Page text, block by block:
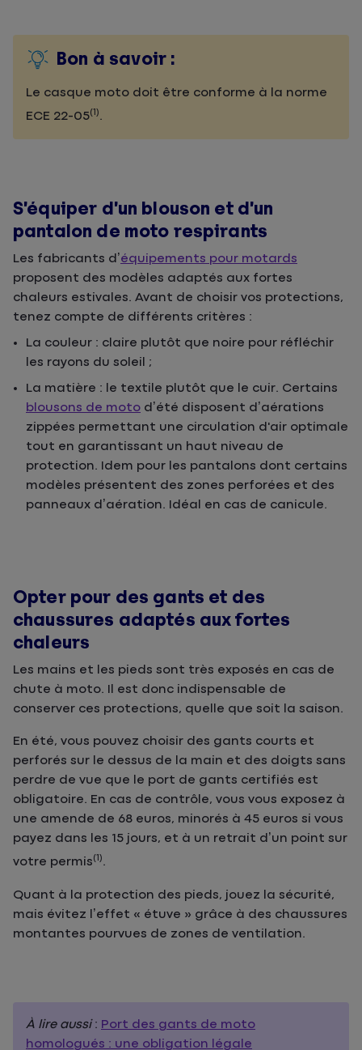
Bon à savoir :
Le casque moto doit être conforme à la norme
ECE 22-05(1).
S’équiper d’un blouson et d’un
pantalon de moto respirants
Les fabricants d’équipements pour motards
proposent des modèles adaptés aux fortes
chaleurs estivales. Avant de choisir vos protections,
tenez compte de différents critères :
La couleur : claire plutôt que noire pour réfléchir
les rayons du soleil ;
La matière : le textile plutôt que le cuir. Certains
blousons de moto d’été disposent d’aérations
zippées permettant une circulation d'air optimale
tout en garantissant un haut niveau de
protection. Idem pour les pantalons dont certains
modèles présentent des zones perforées et des
panneaux d’aération. Idéal en cas de canicule.
Opter pour des gants et des
chaussures adaptés aux fortes
chaleurs
Les mains et les pieds sont très exposés en cas de
chute à moto. Il est donc indispensable de
conserver ces protections, quelle que soit la saison.
En été, vous pouvez choisir des gants courts et
perforés sur le dessus de la main et des doigts sans
perdre de vue que le port de gants certifiés est
obligatoire. En cas de contrôle, vous vous exposez à
une amende de 68 euros, minorés à 45 euros si vous
payez dans les 15 jours, et à un retrait d’un point sur
votre permis(1).
Quant à la protection des pieds, jouez la sécurité,
mais évitez l’effet « étuve » grâce à des chaussures
montantes pourvues de zones de ventilation.
À lire aussi: Port des gants de moto
homologués : une obligation légale